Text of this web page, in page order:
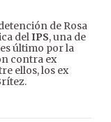
de Rosa
delIPS, una de
último por la
contra ex
ellos, los ex